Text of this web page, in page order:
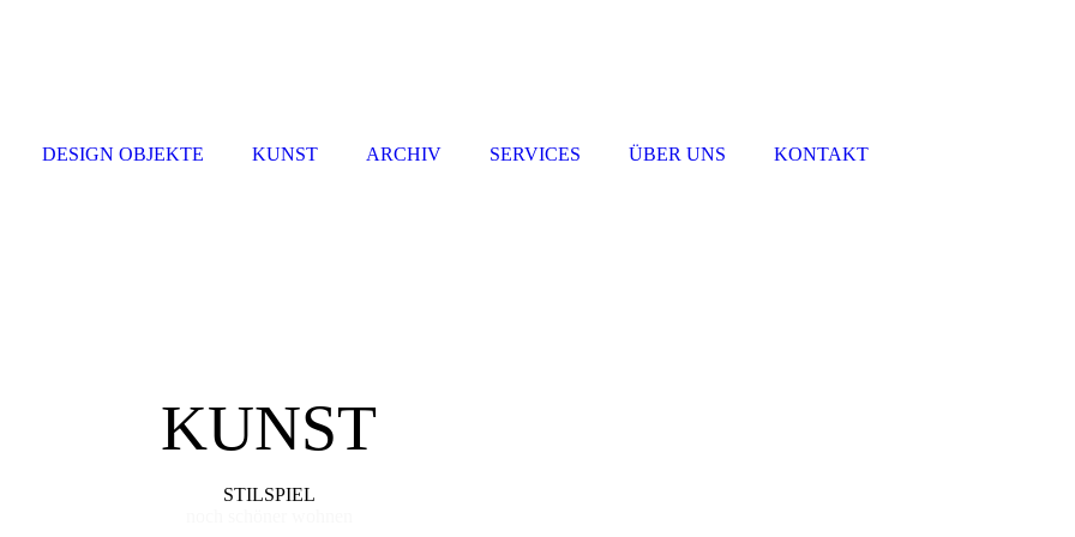
KUNST
STILSPIEL
DESIGN OBJEKTE KUNST ARCHIV SERVICES ÜBER UNS KONTAKT